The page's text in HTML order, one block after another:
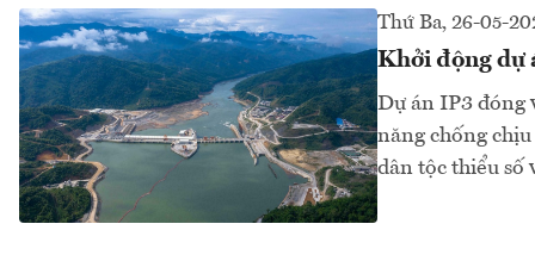
Thứ Ba, 26-05-
Khởi động dự
Dự án IP3 đóng
năng chống
dân tộc thiểu số